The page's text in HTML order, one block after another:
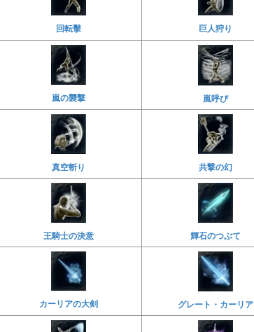
回転擊 巨人狩り
嵐の襲撃 嵐呼び
真空斬り 共撃の幻
王騎士の決意 輝石のつぶて
カーリアの大剣 グレート・カーリア